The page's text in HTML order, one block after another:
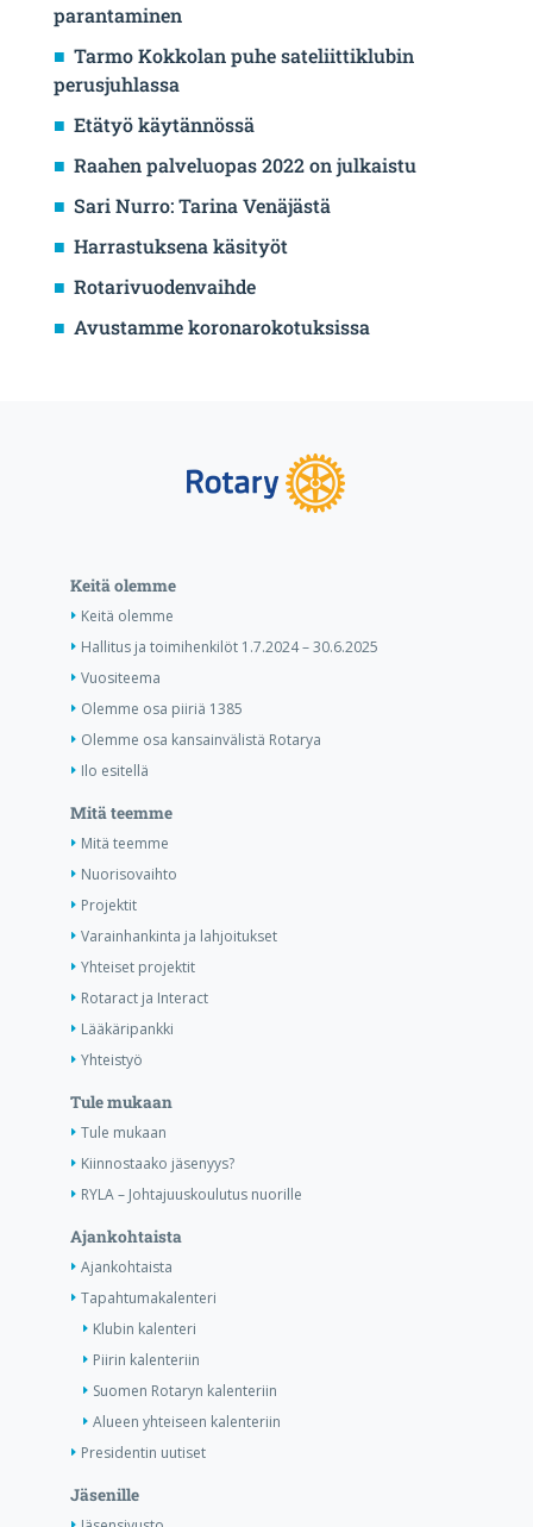
parantaminen
Tarmo Kokkolan puhe sateliittiklubin
perusjuhlassa
Etätyö käytännössä
Raahen palveluopas 2022 on julkaistu
Sari Nurro: Tarina Venäjästä
Harrastuksena käsityöt
Rotarivuodenvaihde
Avustamme koronarokotuksissa
Keitä olemme
Keitä olemme
Hallitus ja toimihenkilöt 1.7.2024 – 30.6.2025
Vuositeema
Olemme osa piiriä 1385
Olemme osa kansainvälistä Rotarya
Ilo esitellä
Mitä teemme
Mitä teemme
Nuorisovaihto
Projektit
Varainhankinta ja lahjoitukset
Yhteiset projektit
Rotaract ja Interact
Lääkäripankki
Yhteistyö
Tule mukaan
Tule mukaan
Kiinnostaako jäsenyys?
RYLA – Johtajuuskoulutus nuorille
Ajankohtaista
Ajankohtaista
Tapahtumakalenteri
Klubin kalenteri
Piirin kalenteriin
Suomen Rotaryn kalenteriin
Alueen yhteiseen kalenteriin
Presidentin uutiset
Jäsenille